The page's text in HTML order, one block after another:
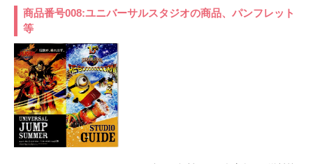
商品番号008:ユニバーサルスタジオの商品、パンフレット
等